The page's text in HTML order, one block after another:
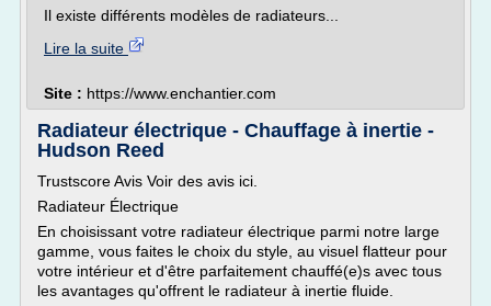
Il existe différents modèles de radiateurs...
Lire la suite
Site : https://www.enchantier.com
Radiateur électrique - Chauffage à inertie -
Hudson Reed
Trustscore Avis Voir des avis ici.
Radiateur Électrique
En choisissant votre radiateur électrique parmi notre large
gamme, vous faites le choix du style, au visuel flatteur pour
votre intérieur et d'être parfaitement chauffé(e)s avec tous
les avantages qu'offrent le radiateur à inertie fluide.